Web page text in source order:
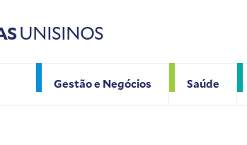
UNISINOS
Gestão e Negócios Saúde